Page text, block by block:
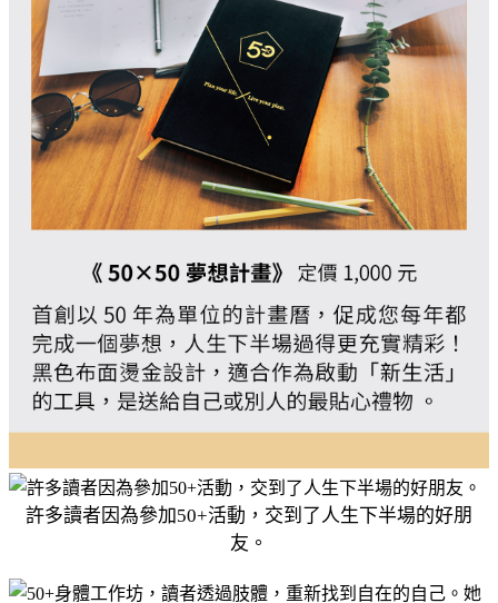
許多讀者因為參加50+活動，交到了人生下半場的好朋
友。